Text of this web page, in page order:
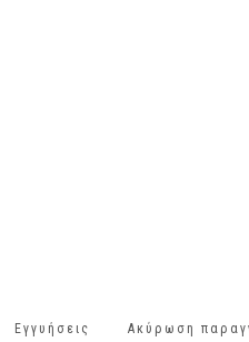
Εγγυήσεις Ακύρωση